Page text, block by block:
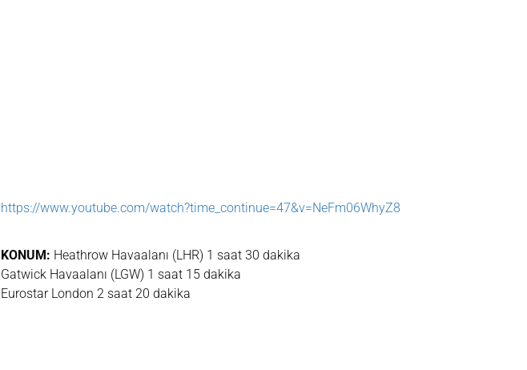
https://www.youtube.com/watch?time_continue=47&v=NeFm06WhyZ8
KONUM: Heathrow Havaalanı (LHR) 1 saat 30 dakika
Gatwick Havaalanı (LGW) 1 saat 15 dakika
Eurostar London 2 saat 20 dakika